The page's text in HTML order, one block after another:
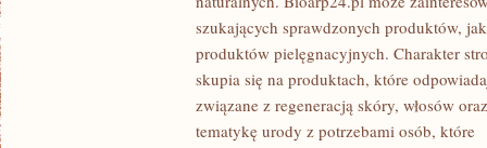
KOSMETYKI
szukających sprawdzonych produktów,
produktów pielęgnacyjnych. Charakter
skupia się na produktach, które
związane z regeneracją skóry, włosów
tematykę urody z potrzebami osób, które